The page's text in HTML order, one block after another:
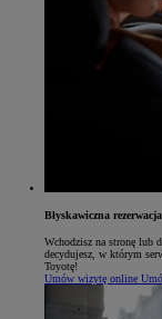
Błyskawiczna rezerwacja
Wchodzisz na stronę lub
decydujesz, w którym
Toyotę!
Umów wizytę online